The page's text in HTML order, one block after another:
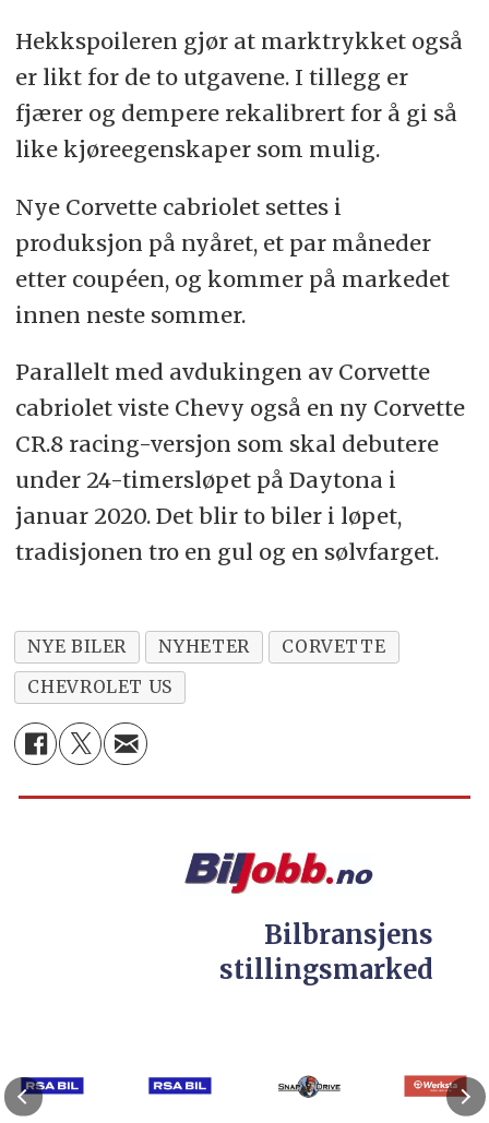
Hekkspoileren gjør at marktrykket også
er likt for de to utgavene. I tillegg er
fjærer og dempere rekalibrert for å gi så
like kjøreegenskaper som mulig.
Nye Corvette cabriolet settes i
produksjon på nyåret, et par måneder
etter coupéen, og kommer på markedet
innen neste sommer.
Parallelt med avdukingen av Corvette
cabriolet viste Chevy også en ny Corvette
CR.8 racing-versjon som skal debutere
under 24-timersløpet på Daytona i
januar 2020. Det blir to biler i løpet,
tradisjonen tro en gul og en sølvfarget.
NYE BILER NYHETER
CORVETTE
CHEVROLET US
Bilbransjens
stillingsmarked